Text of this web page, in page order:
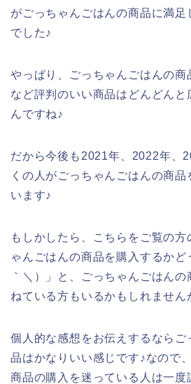
がごっちゃんごはんの商品に満足
でした♪
やっぱり、ごっちゃんごはんの商
など評判のいい商品はどんどんと
んですね♪
だから今後も2021年、2022年、
くの人がごっちゃんごはんの商
います♪
もしかしたら、こちらをご覧の方
ゃんごはんの商品を購入するかど
｀＼）」と、ごっちゃんごはん
ねている方もいるかもしれません
個人的な感想をお伝えするならご
品はかなりいい感じです♪なので
商品の購入を迷っている人は一度